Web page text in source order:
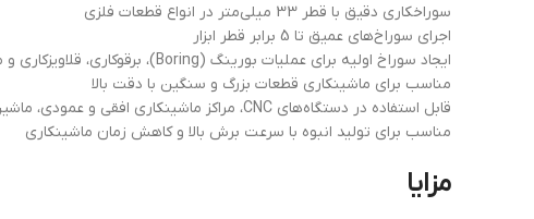
سوراخکاری دقیق با قطر 33 میلی‌متر در انواع قطعات فلزی
اجرای سوراخ‌های عمیق تا 5 برابر قطر ابزار
ایجاد سوراخ اولیه برای عملیات بورینگ (Boring)، برقوکاری، قلاویزکاری و ماشینکاری تکمیلی
مناسب برای ماشینکاری قطعات بزرگ و سنگین با دقت بالا
قابل استفاده در دستگاه‌های CNC، مراکز ماشینکاری افقی و عمودی، ماشین‌های دریل و فرز صنعتی
مناسب برای تولید انبوه با سرعت برش بالا و کاهش زمان ماشینکاری
مزایا